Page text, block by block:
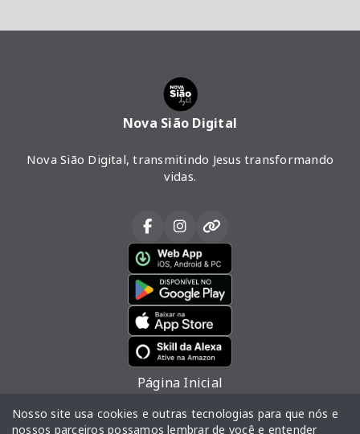
Nova Sião Digital
Nova Sião Digital, transmitindo Jesus transformando
vidas.
Página Inicial
Vídeos
Nosso site usa cookies e outras tecnologias para que nós e
nossos parceiros possamos lembrar de você e entender